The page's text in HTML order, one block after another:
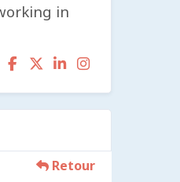
in
Retour